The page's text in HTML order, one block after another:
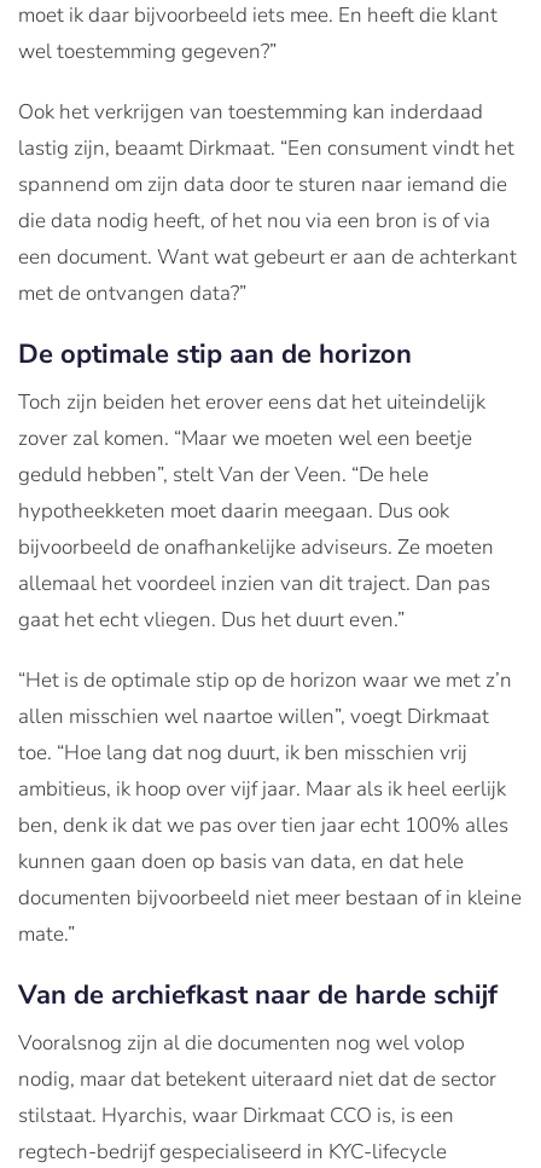
moet ik daar bijvoorbeeld iets mee. En heeft die klant
wel toestemming gegeven?”
Ook het verkrijgen van toestemming kan inderdaad
lastig zijn, beaamt Dirkmaat. “Een consument vindt het
spannend om zijn data door te sturen naar iemand die
die data nodig heeft, of het nou via een bron is of via
een document. Want wat gebeurt er aan de achterkant
met de ontvangen data?”
De optimale stip aan de horizon
Toch zijn beiden het erover eens dat het uiteindelijk
zover zal komen. “Maar we moeten wel een beetje
geduld hebben”, stelt Van der Veen. “De hele
hypotheekketen moet daarin meegaan. Dus ook
bijvoorbeeld de onafhankelijke adviseurs. Ze moeten
allemaal het voordeel inzien van dit traject. Dan pas
gaat het echt vliegen. Dus het duurt even.”
“Het is de optimale stip op de horizon waar we met z’n
allen misschien wel naartoe willen”, voegt Dirkmaat
toe. “Hoe lang dat nog duurt, ik ben misschien vrij
ambitieus, ik hoop over vijf jaar. Maar als ik heel eerlijk
ben, denk ik dat we pas over tien jaar echt 100% alles
kunnen gaan doen op basis van data, en dat hele
documenten bijvoorbeeld niet meer bestaan of in kleine
mate.”
Van de archiefkast naar de harde schijf
Vooralsnog zijn al die documenten nog wel volop
nodig, maar dat betekent uiteraard niet dat de sector
stilstaat. Hyarchis, waar Dirkmaat CCO is, is een
regtech-bedrijf gespecialiseerd in KYC-lifecycle